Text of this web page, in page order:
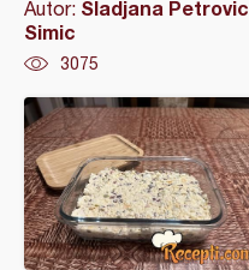
Autor: Sladjana Petrovic
Simic
3075